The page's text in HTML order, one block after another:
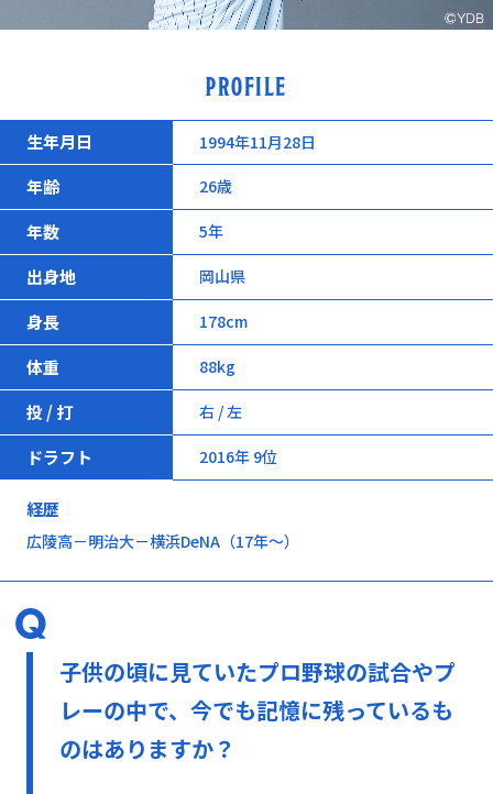
PROFILE
生年月日 1994年11月28日
年齢 26歳
年数 5年
出身地 岡山県
身長 178cm
体重 88kg
投 / 打 右 / 左
ドラフト 2016年 9位
経歴
広陵高－明治大－横浜DeNA（17年～）
子供の頃に見ていたプロ野球の試合やプ
レーの中で、今でも記憶に残っているも
のはありますか？